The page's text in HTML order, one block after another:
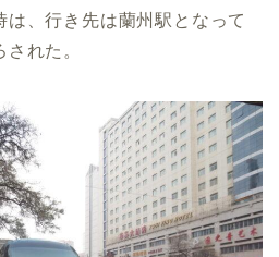
、行き先は蘭州駅となって
れた。